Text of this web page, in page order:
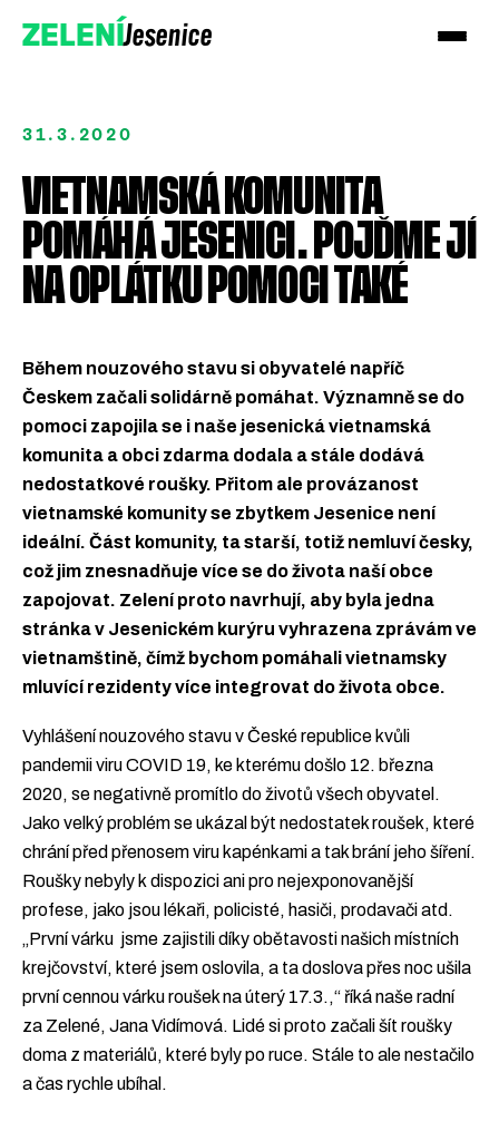
ZELENÍJesenice
Přidejte se k Zeleným!
Podpořte nás darem
31.3.2020
VIETNAMSKÁ KOMUNITA
POMÁHÁ JESENICI. POJĎME JÍ
NA OPLÁTKU POMOCI TAKÉ
Během nouzového stavu si obyvatelé napříč
Českem začali solidárně pomáhat. Významně se do
pomoci zapojila se i naše jesenická vietnamská
komunita a obci zdarma dodala a stále dodává
nedostatkové roušky. Přitom ale provázanost
vietnamské komunity se zbytkem Jesenice není
ideální. Část komunity, ta starší, totiž nemluví česky,
což jim znesnadňuje více se do života naší obce
zapojovat. Zelení proto navrhují, aby byla jedna
stránka v Jesenickém kurýru vyhrazena zprávám ve
vietnamštině, čímž bychom pomáhali vietnamsky
mluvící rezidenty více integrovat do života obce.
Vyhlášení nouzového stavu v České republice kvůli
pandemii viru COVID 19, ke kterému došlo 12. března
2020, se negativně promítlo do životů všech obyvatel.
Jako velký problém se ukázal být nedostatek roušek, které
chrání před přenosem viru kapénkami a tak brání jeho šíření.
Roušky nebyly k dispozici ani pro nejexponovanější
profese, jako jsou lékaři, policisté, hasiči, prodavači atd.
„První várku jsme zajistili díky obětavosti našich místních
krejčovství, které jsem oslovila, a ta doslova přes noc ušila
první cennou várku roušek na úterý 17.3.,“ říká naše radní
za Zelené, Jana Vidímová. Lidé si proto začali šít roušky
doma z materiálů, které byly po ruce. Stále to ale nestačilo
a čas rychle ubíhal.